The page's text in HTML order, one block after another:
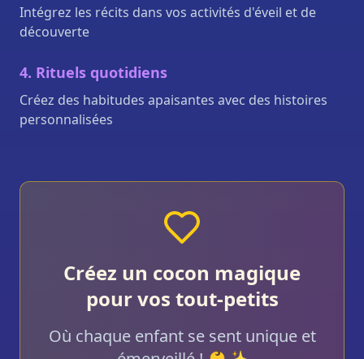
Intégrez les récits dans vos activités d'éveil et de
découverte
4. Rituels quotidiens
Créez des habitudes apaisantes avec des histoires
personnalisées
Créez un cocon magique
pour vos tout-petits
Où chaque enfant se sent unique et